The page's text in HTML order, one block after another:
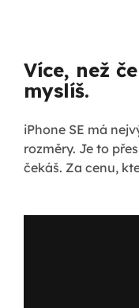
Více, než
myslíš.
iPhone SE má
rozměry. Je to
čekáš. Za cenu,